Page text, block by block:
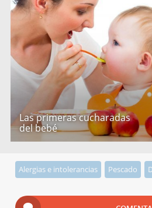
Las primeras cucharadas
del bebé
Alergias e intolerancias Pescado